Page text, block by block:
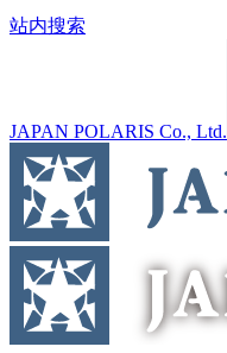
站内搜索
JAPAN POLARIS Co., Ltd.